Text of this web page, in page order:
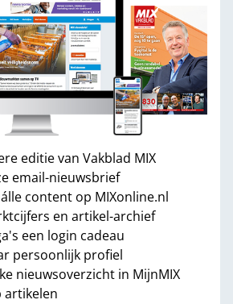
editie van Vakblad MIX
email-nieuwsbrief
content op MIXonline.nl
en artikel-archief
een login cadeau
persoonlijk profiel
nieuwsoverzicht in MijnMIX
artikelen